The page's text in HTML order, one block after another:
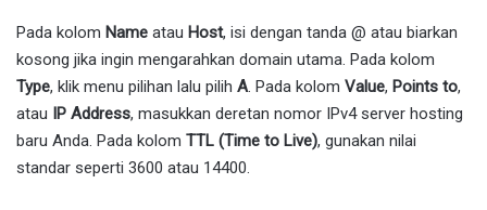
Pada kolom Name atau Host, isi dengan tanda @ atau biarkan
kosong jika ingin mengarahkan domain utama. Pada kolom
Type, klik menu pilihan lalu pilih A. Pada kolom Value, Points to,
atau IP Address, masukkan deretan nomor IPv4 server hosting
baru Anda. Pada kolom TTL (Time to Live), gunakan nilai
standar seperti 3600 atau 14400.